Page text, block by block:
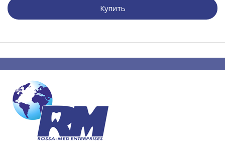
Купить